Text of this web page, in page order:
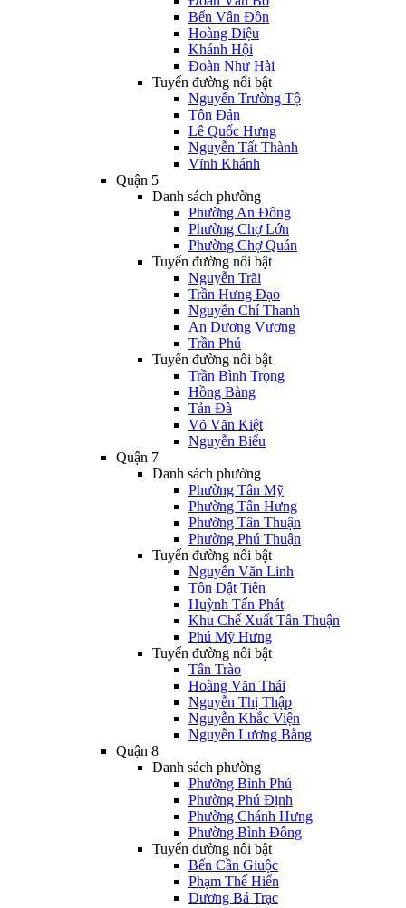
Bến Vân Đồn
Hoàng Diệu
Khánh Hội
Đoàn Như Hài
Tuyến đường nổi bật
Nguyễn Trường Tộ
Tôn Đản
Lê Quốc Hưng
Nguyễn Tất Thành
Vĩnh Khánh
Quận 5
Danh sách phường
Phường An Đông
Phường Chợ Lớn
Phường Chợ Quán
Tuyến đường nổi bật
Nguyễn Trãi
Trần Hưng Đạo
Nguyễn Chí Thanh
An Dương Vương
Trần Phú
Tuyến đường nổi bật
Trần Bình Trọng
Hồng Bàng
Tản Đà
Võ Văn Kiệt
Nguyễn Biểu
Quận 7
Danh sách phường
Phường Tân Mỹ
Phường Tân Hưng
Phường Tân Thuận
Phường Phú Thuận
Tuyến đường nổi bật
Nguyễn Văn Linh
Tôn Dật Tiên
Huỳnh Tấn Phát
Khu Chế Xuất Tân Thuận
Phú Mỹ Hưng
Tuyến đường nổi bật
Tân Trào
Hoàng Văn Thái
Nguyễn Thị Thập
Nguyễn Khắc Viện
Nguyễn Lương Bằng
Quận 8
Danh sách phường
Phường Bình Phú
Phường Phú Định
Phường Chánh Hưng
Phường Bình Đông
Tuyến đường nổi bật
Bến Cần Giuộc
Phạm Thế Hiển
Dương Bá Trạc